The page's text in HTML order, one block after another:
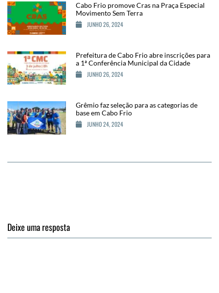
Cabo Frio promove Cras na Praça Especial
Movimento Sem Terra
JUNHO 26, 2024
Prefeitura de Cabo Frio abre inscrições para
a 1ª Conferência Municipal da Cidade
JUNHO 26, 2024
Grêmio faz seleção para as categorias de
base em Cabo Frio
JUNHO 24, 2024
Deixe uma resposta